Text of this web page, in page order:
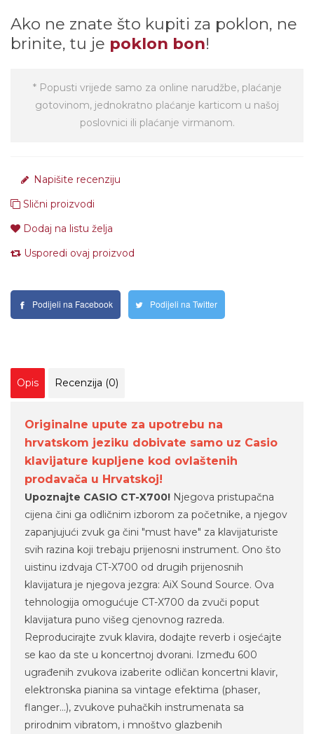
Ako ne znate što kupiti za poklon, ne
brinite, tu je poklon bon!
* Popusti vrijede samo za online narudžbe, plaćanje
gotovinom, jednokratno plaćanje karticom u našoj
poslovnici ili plaćanje virmanom.
Napišite recenziju
Slični proizvodi
Dodaj na listu želja
Usporedi ovaj proizvod
Podijeli na Facebook Podijeli na Twitter
Opis Recenzija (0)
Originalne upute za upotrebu na
hrvatskom jeziku dobivate samo uz Casio
klavijature kupljene kod ovlaštenih
prodavača u Hrvatskoj!
Upoznajte CASIO CT-X700! Njegova pristupačna
cijena čini ga odličnim izborom za početnike, a njegov
zapanjujući zvuk ga čini "must have" za klavijaturiste
svih razina koji trebaju prijenosni instrument. Ono što
uistinu izdvaja CT-X700 od drugih prijenosnih
klavijatura je njegova jezgra: AiX Sound Source. Ova
tehnologija omogućuje CT-X700 da zvuči poput
klavijatura puno višeg cjenovnog razreda.
Reproducirajte zvuk klavira, dodajte reverb i osjećajte
se kao da ste u koncertnoj dvorani. Između 600
ugrađenih zvukova izaberite odličan koncertni klavir,
elektronska pianina sa vintage efektima (phaser,
flanger...), zvukove puhačkih instrumenata sa
prirodnim vibratom, i mnoštvo glazbenih